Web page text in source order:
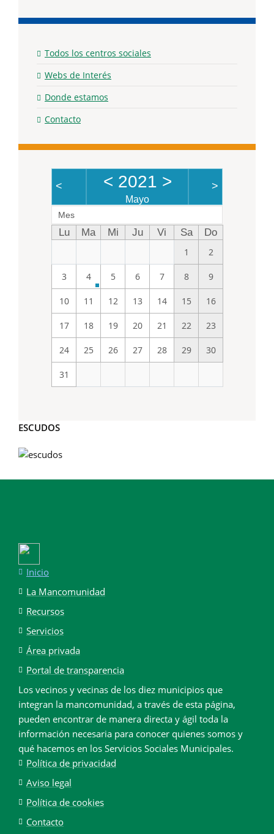
Todos los centros sociales
Webs de Interés
Donde estamos
Contacto
< < 2021 >
Mayo
>
Mes
Lu Ma Mi Ju Vi Sa
Do
1
2
3 4 5 6 7 8 9
10 11 12 13 14 15 16
17 18 19 20 21 22 23
24 25 26 27 28 29 30
31
ESCUDOS
Inicio
La Mancomunidad
Recursos
Servicios
Área privada
Portal de transparencia
Los vecinos y vecinas de los diez municipios que
integran la mancomunidad, a través de esta página,
pueden encontrar de manera directa y ágil toda la
información necesaria para conocer quienes somos y
qué hacemos en los Servicios Sociales Municipales.
Política de privacidad
Aviso legal
Política de cookies
Contacto